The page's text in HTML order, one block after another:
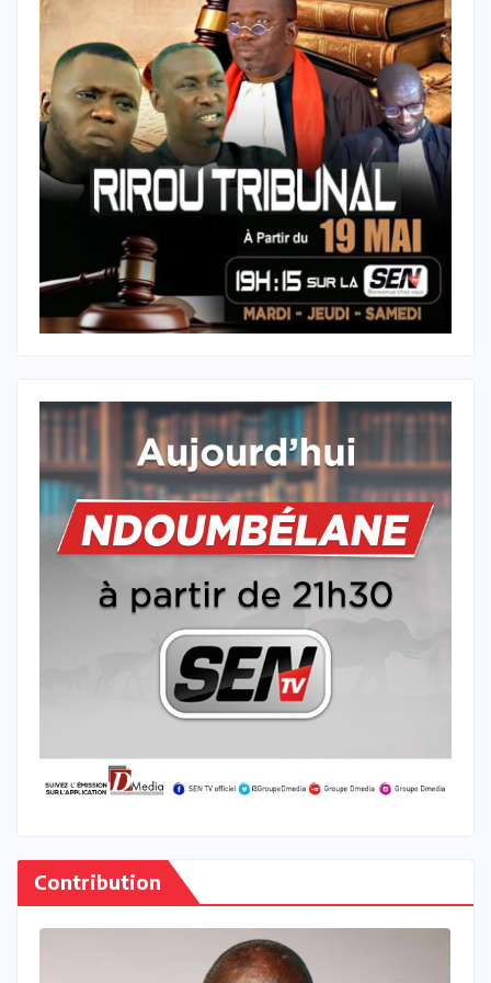
Contribution